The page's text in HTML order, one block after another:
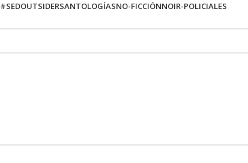
#SEDOUTSIDERSANTOLOGÍASNO-FICCIÓNNOIR-POLICIALES